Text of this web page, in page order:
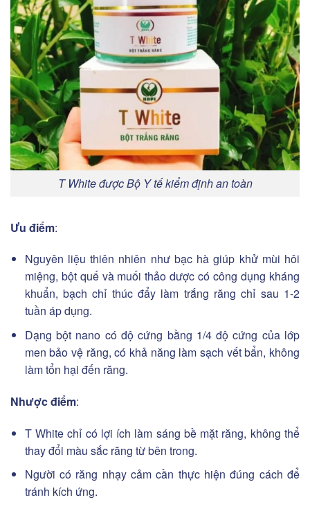
T White được Bộ Y tế kiểm định an toàn
Ưu điểm:
Nguyên liệu thiên nhiên như bạc hà giúp khử mùi hôi
miệng, bột quế và muối thảo dược có công dụng kháng
khuẩn, bạch chỉ thúc đẩy làm trắng răng chỉ sau 1-2
tuần áp dụng.
Dạng bột nano có độ cứng bằng 1/4 độ cứng của lớp
men bảo vệ răng, có khả năng làm sạch vết bẩn, không
làm tổn hại đến răng.
Nhược điểm:
T White chỉ có lợi ích làm sáng bề mặt răng, không thể
thay đổi màu sắc răng từ bên trong.
Người có răng nhạy cảm cần thực hiện đúng cách để
tránh kích ứng.